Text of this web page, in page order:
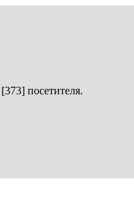
посетителя.